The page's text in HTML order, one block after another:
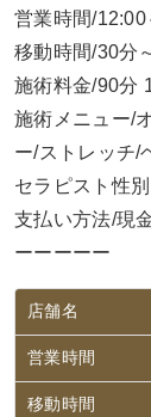
営業時間/
移動時間/30分
施術料金/90分
施術メニュー/
ー/ストレッチ/
セラピスト性
支払い方法/現
ーーーーー
店舗名
営業時間
移動時間